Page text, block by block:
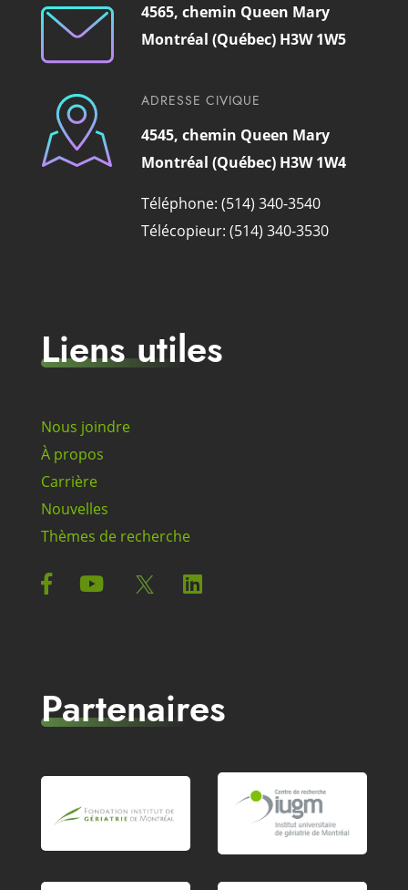
4565, chemin Queen Mary
Montréal (Québec) H3W 1W5
ADRESSE CIVIQUE
4545, chemin Queen Mary
Montréal (Québec) H3W 1W4
Téléphone: (514) 340-3540
Télécopieur: (514) 340-3530
Liens utiles
Nous joindre
À propos
Carrière
Nouvelles
Thèmes de recherche
Partenaires